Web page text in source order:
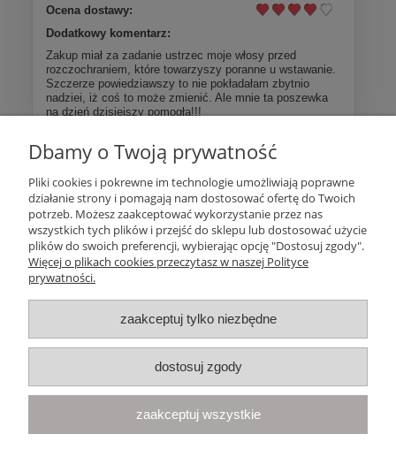
Ocena dostawy:
Dodatkowy komentarz:
Zakup miał za zadanie ustrzec moje włosy przed
rozczochraniem, które towarzyszy poranne u wstawanie.
Szczerze powiedziawszy to nie pokładałam zbytnio
nadziei, iż coś to może zmienić. Ale mnie ta poszewka
na dzień dzisiejszy pomogła!!!
Więcej opinii
Pomoc
Moje konto
Płatności i dostawa
Informacje
O nas
Your Space| Olimpijska 8, 86-010 Samociążek, woj. kujawsko-
Dbamy o Twoją prywatność
Pliki cookies i pokrewne im technologie umożliwiają poprawne
działanie strony i pomagają nam dostosować ofertę do Twoich
potrzeb. Możesz zaakceptować wykorzystanie przez nas
wszystkich tych plików i przejść do sklepu lub dostosować użycie
plików do swoich preferencji, wybierając opcję "Dostosuj zgody".
Więcej o plikach cookies przeczytasz w naszej Polityce
prywatności.
zaakceptuj tylko niezbędne
dostosuj zgody
zaakceptuj wszystkie